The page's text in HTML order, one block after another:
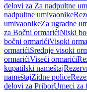
delovi za Za nadpultne
nadpultne umivaonike
umivaonikeZa ugradne
za Bočni ormarićiNiski
bočni ormarićiVisoki
ormarićiSrednje visoki
ormarićiViseći ormarići
kupatilski nameštaj
nameštajZidne police
delovi za PriborUmeci za